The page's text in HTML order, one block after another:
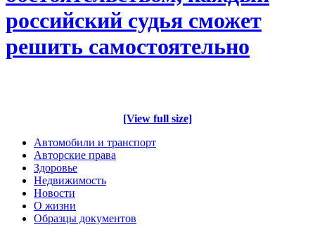
российский судья сможет
решить самостоятельно
[View full size]
Автомобили и транспорт
Авторские права
Здоровье
Недвижимость
Новости
О жизни
Образцы документов